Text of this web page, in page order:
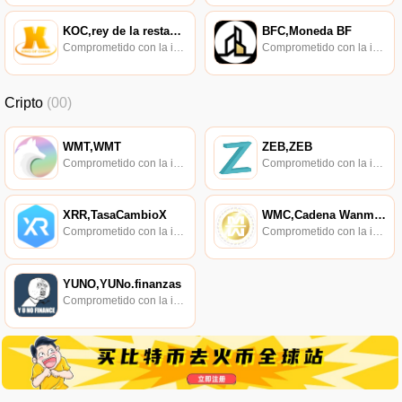
KOC,rey de la restauración,rey de la restauración
Comprometido con la investigación de políticas en los campos de las nuevas finanzas, las finanzas internacionales y los mercados financieros.
BFC,Moneda BF
Comprometido con la investigación de políticas en los campos de las nuevas finanzas, las finanzas internacionales y los mercados financieros.
Cripto (00)
WMT,WMT ZEB,ZEB
XRR,TasaCambioX
Comprometido con la investigación de políticas en los campos de las nuevas finanzas, las finanzas internacionales y los mercados financieros.
WMC,Cadena Wanmei,Cadena WM
Comprometido con la investigación de políticas en los campos de las nuevas finanzas, las finanzas internacionales y los mercados financieros.
YUNO,YUNo.finanzas
Comprometido con la investigación de políticas en los campos de las nuevas finanzas, las finanzas internacionales y los mercados financieros.